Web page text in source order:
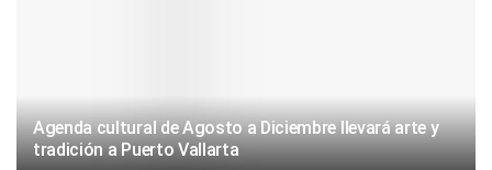
Agenda cultural de Agosto a Diciembre llevará arte y
tradición a Puerto Vallarta